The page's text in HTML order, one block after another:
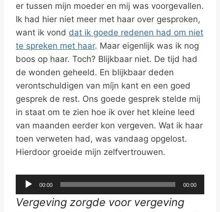
er tussen mijn moeder en mij was voorgevallen.
Ik had hier niet meer met haar over gesproken,
want ik vond dat ik goede redenen had om niet
te spreken met haar. Maar eigenlijk was ik nog
boos op haar. Toch? Blijkbaar niet. De tijd had
de wonden geheeld. En blijkbaar deden
verontschuldigen van míjn kant en een goed
gesprek de rest. Ons goede gesprek stelde mij
in staat om te zien hoe ik over het kleine leed
van maanden eerder kon vergeven. Wat ik haar
toen verweten had, was vandaag opgelost.
Hierdoor groeide mijn zelfvertrouwen.
u
d
00:00 00:00
Vergeving zorgde voor vergeving